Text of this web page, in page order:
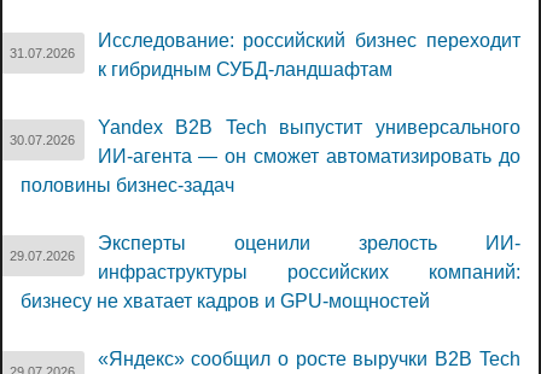
31.07.2026
Исследование: российский бизнес переходит
к гибридным СУБД-ландшафтам
30.07.2026
Yandex B2B Tech выпустит универсального
ИИ-агента — он сможет автоматизировать до
половины бизнес-задач
29.07.2026
Эксперты оценили зрелость ИИ-
инфраструктуры российских компаний:
бизнесу не хватает кадров и GPU-мощностей
«Яндекс» сообщил о росте выручки B2B Tech